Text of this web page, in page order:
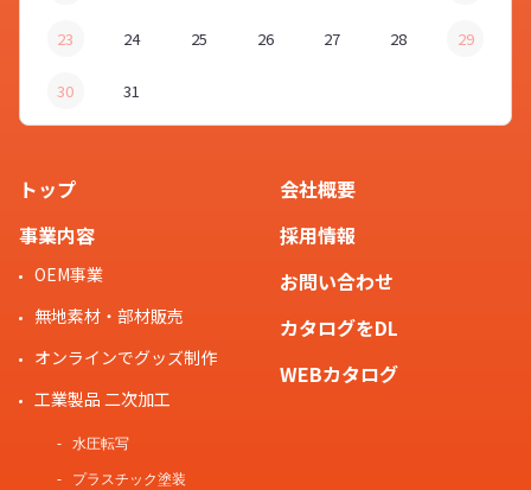
23 24 25 26 27 28 29
30 31
トップ
事業内容
OEM事業
無地素材・部材販売
オンラインでグッズ制作
工業製品 二次加工
水圧転写
プラスチック塗装
会社概要
採用情報
お問い合わせ
カタログをDL
WEBカタログ